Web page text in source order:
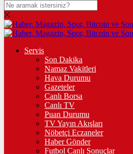
DOLAR
47,7436$% 0.18
% 0.32
STERLİN
% 0.38
GRAM ALTIN
%2,59
ÇEYREK ALTIN
Servis
Son Dakika
Namaz Vakitleri
Hava Durumu
Gazeteler
Canlı Borsa
Canlı TV
Puan Durumu
TV Yayın Akışları
Nöbetçi Eczaneler
Haber Gönder
Futbol Canlı Sonuçlar